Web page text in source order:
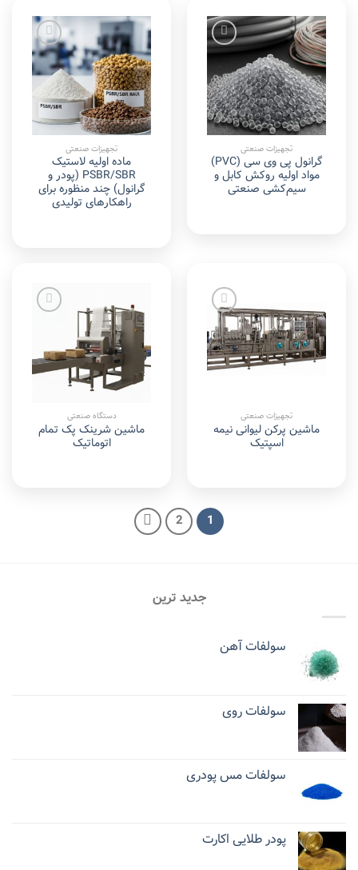
Add to
wishlist
تجهیزات صنعتی
گرانول پی وی سی (PVC)
مواد اولیه روکش کابل و
سیم‌کشی صنعتی
Add to
wishlist
تجهیزات صنعتی
ماده اولیه لاستیک
PSBR/SBR (پودر و
گرانول) چند منظوره برای
راهکارهای تولیدی
Add to
wishlist
تجهیزات صنعتی
ماشین پرکن لیوانی نیمه
اسپتیک
دستگاه صنعتی
ماشین شرینک پک تمام
اتوماتیک
1
2
جدید ترین
سولفات آهن
سولفات روی
سولفات مس پودری
پودر طلایی اکارت